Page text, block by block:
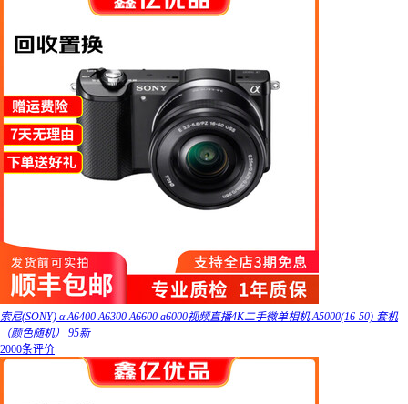
索尼(SONY) α A6400 A6300 A6600 a6000视频直播4K二手微单相机 A5000(16-50) 套机
（颜色随机） 95新
2000条评价